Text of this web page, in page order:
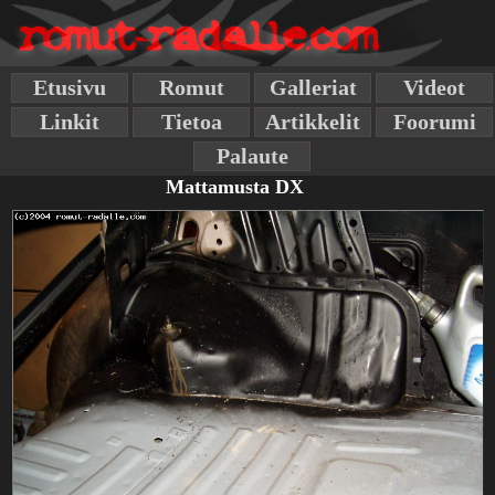
Etusivu Romut Galleriat
Videot
Linkit
Tietoa Artikkelit
Foorumi
Palaute
Mattamusta DX